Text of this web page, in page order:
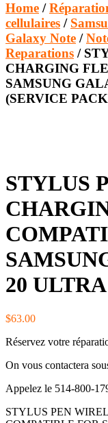
Home /
cellulaires /
Galaxy Note /
Reparations /
CHARGING
SAMSUNG
(SERVICE
STYLUS
20
$63.00
Réservez votre
On vous contactera
Appelez le 514-800-
STYLUS PEN